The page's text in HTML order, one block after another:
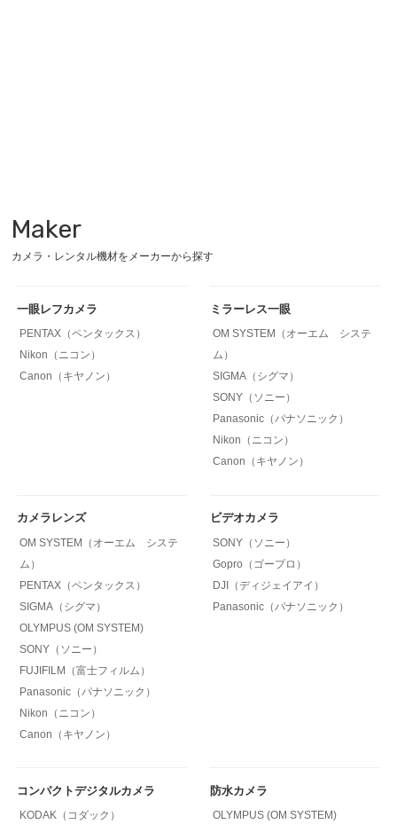
Maker
カメラ・レンタル機材をメーカーから探す
一眼レフカメラ
PENTAX（ペンタックス）
Nikon（ニコン）
Canon（キヤノン）
ミラーレス一眼
OM SYSTEM（オーエム システ
ム）
SIGMA（シグマ）
SONY（ソニー）
Panasonic（パナソニック）
Nikon（ニコン）
Canon（キヤノン）
カメラレンズ
OM SYSTEM（オーエム システ
ム）
PENTAX（ペンタックス）
SIGMA（シグマ）
OLYMPUS (OM SYSTEM)
SONY（ソニー）
FUJIFILM（富士フィルム）
Panasonic（パナソニック）
Nikon（ニコン）
Canon（キヤノン）
ビデオカメラ
SONY（ソニー）
Gopro（ゴープロ）
DJI（ディジェイアイ）
Panasonic（パナソニック）
コンパクトデジタルカメラ
KODAK（コダック）
防水カメラ
OLYMPUS (OM SYSTEM)